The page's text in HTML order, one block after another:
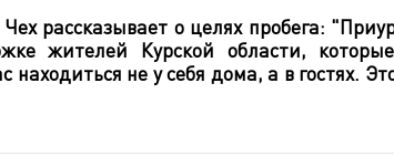
рассказывает о целях пробега:
жителей Курской области,
не у себя дома, а в гостях.